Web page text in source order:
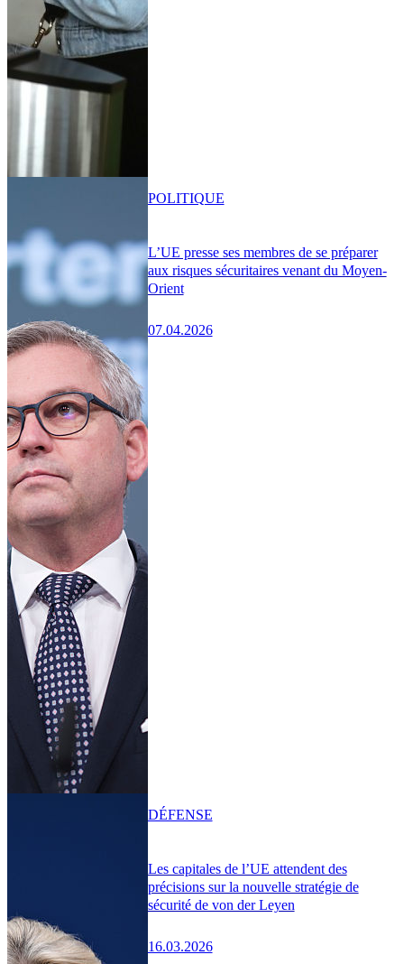
L’UE presse ses membres de se préparer
aux risques sécuritaires venant du Moyen-
Orient
07.04.2026
POLITIQUE
Les capitales de l’UE attendent des
précisions sur la nouvelle stratégie de
sécurité de von der Leyen
16.03.2026
DÉFENSE